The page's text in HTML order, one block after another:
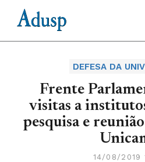
DEFESA DA
Frente
visitas a
pesquisa e
14/08/2019